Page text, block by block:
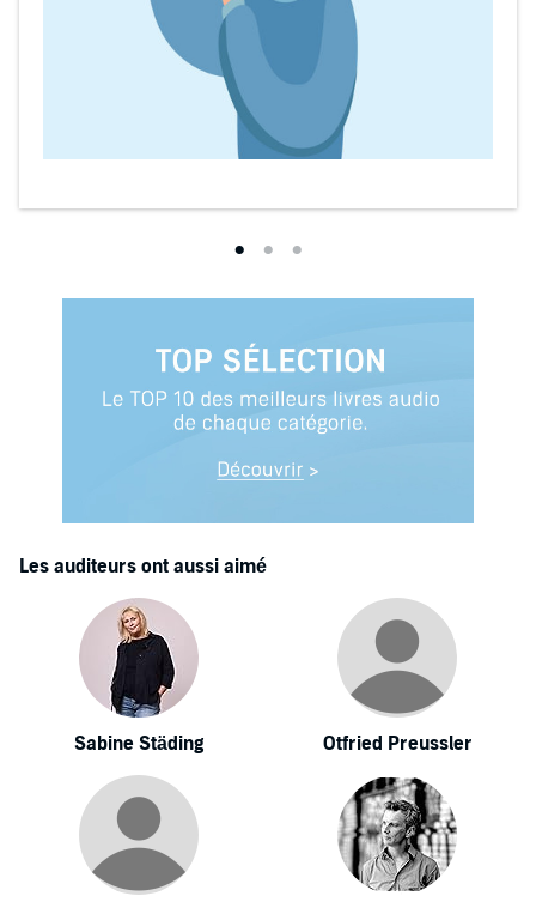
Les auditeurs ont aussi aimé
Sabine Städing Otfried Preussler